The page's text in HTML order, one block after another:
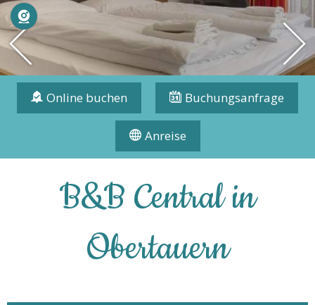
Online buchen Buchungsanfrage
Anreise
B&B Central in
Obertauern